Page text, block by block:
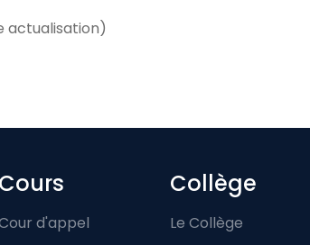
actualisation)
Cours
d'appel
Collège
Le Collège